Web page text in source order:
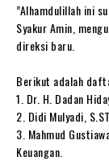
‎”Alhamdulillah ini
Syakur Amin,
direksi baru.
‎Berikut adalah
‎1. Dr. H. Dadan
‎2. Didi Mulyadi,
‎3. Mahmud
Keuangan.